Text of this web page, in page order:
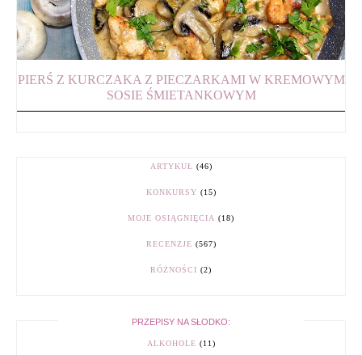
PIERŚ Z KURCZAKA Z PIECZARKAMI W KREMOWYM
SOSIE ŚMIETANKOWYM
ARTYKUŁ (46)
KONKURSY (15)
MOJE OSIĄGNIĘCIA (18)
RECENZJE (567)
RÓŻNOŚCI (2)
PRZEPISY NA SŁODKO:
ALKOHOLE (11)